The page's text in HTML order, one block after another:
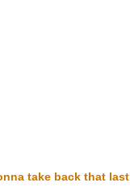
take back that last